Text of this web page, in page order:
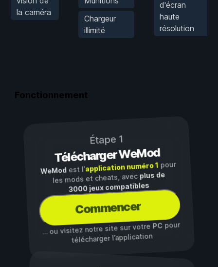
la caméra
Chargeur
illimité
d'écran
haute
résolution
Fonctionnement
Étape 1
Télécharger WeMod
WeModest l’application numéro 1pour
les mods et cheats, avec plus de
3000 jeux compatibles
Commencer
… ou visitez notre site sur votre PCpour
télécharger l’application